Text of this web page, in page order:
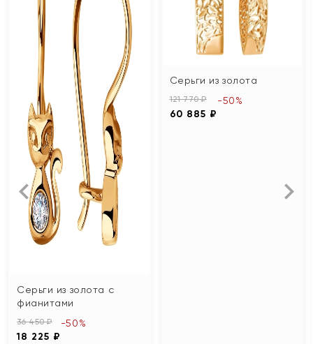
Серьги из золота с
фианитами
36 450 ₽
18 225 ₽
-50%
Серьги из золота
121 770 ₽
60 885 ₽
-50%